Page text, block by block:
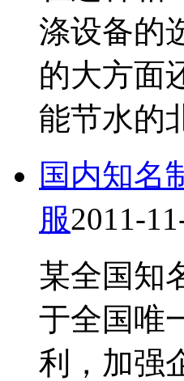
涤设备的
的大方面
能节水的
国内知名
服2011-
某全国知
于全国唯
利，加强